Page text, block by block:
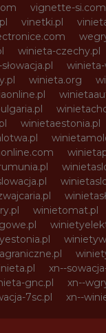
vignette-si.com
vinetki.pl
winieta-czechy.pl
winieta.org
winietaestonia.pl
winietomat.pl
xn--
gnc.pl
xn--
7sc.pl
xn--